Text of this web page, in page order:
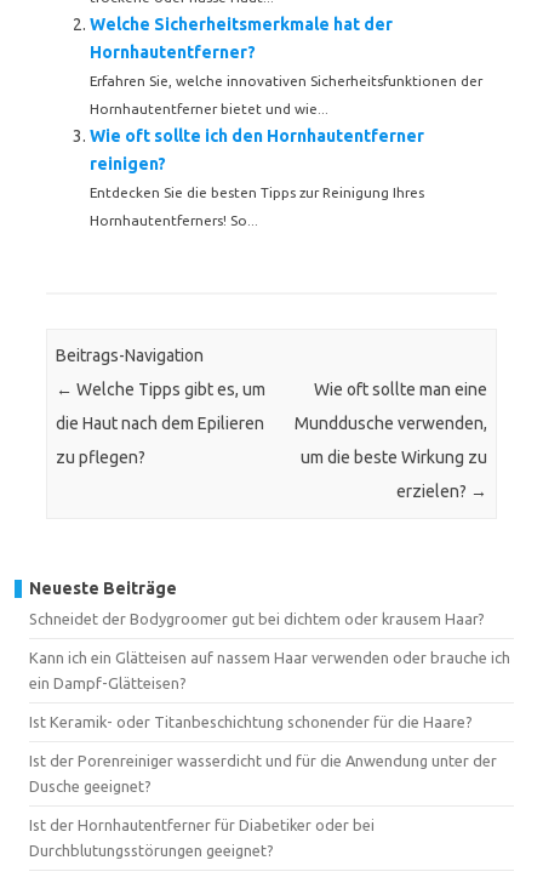
Welche Sicherheitsmerkmale hat der
Hornhautentferner?
Erfahren Sie, welche innovativen Sicherheitsfunktionen der
Hornhautentferner bietet und wie...
Wie oft sollte ich den Hornhautentferner
reinigen?
Entdecken Sie die besten Tipps zur Reinigung Ihres
Hornhautentferners! So...
Beitrags-Navigation
← Welche Tipps gibt es, um
die Haut nach dem Epilieren
zu pflegen?
Wie oft sollte man eine
Munddusche verwenden,
um die beste Wirkung zu
erzielen? →
Neueste Beiträge
Schneidet der Bodygroomer gut bei dichtem oder krausem Haar?
Kann ich ein Glätteisen auf nassem Haar verwenden oder brauche ich
ein Dampf-Glätteisen?
Ist Keramik- oder Titanbeschichtung schonender für die Haare?
Ist der Porenreiniger wasserdicht und für die Anwendung unter der
Dusche geeignet?
Ist der Hornhautentferner für Diabetiker oder bei
Durchblutungsstörungen geeignet?